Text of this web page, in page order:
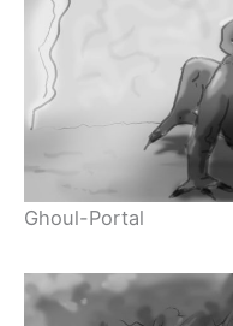
Ghoul-Portal